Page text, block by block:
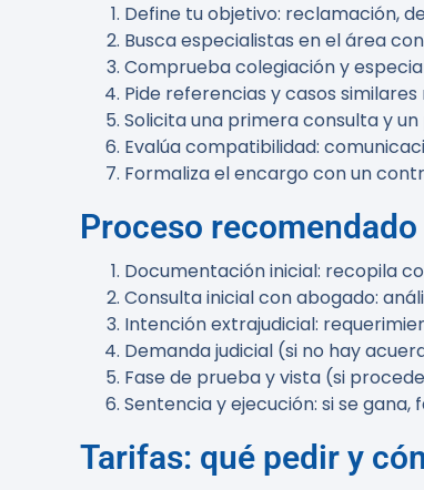
Define tu objetivo: reclamación,
Busca especialistas en el área
Comprueba colegiación y
Pide referencias y casos
Solicita una primera consulta y
Evalúa compatibilidad:
Formaliza el encargo con un
Proceso
Documentación inicial: recopila
Consulta inicial con abogado:
Intención extrajudicial:
Demanda judicial (si no hay
Fase de prueba y vista (si
Sentencia y ejecución: si se
Tarifas: qué pedir y